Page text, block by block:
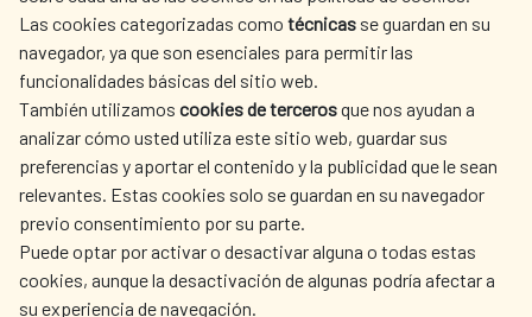
Las cookies categorizadas como técnicas se guardan en su
navegador, ya que son esenciales para permitir las
funcionalidades básicas del sitio web.
También utilizamos cookies de tercerosque nos ayudan a
analizar cómo usted utiliza este sitio web, guardar sus
preferencias y aportar el contenido y la publicidad que le sean
relevantes. Estas cookies solo se guardan en su navegador
previo consentimiento por su parte.
Puede optar por activar o desactivar alguna o todas estas
cookies, aunque la desactivación de algunas podría afectar a
su experiencia de navegación.
L'ACTION HUMANITAIRE
ESPAGNOLE
SALLE DE PRESSE
CULTURE ET SCIENCE BIBLIOTHÈQUE
NOS RÉSEAUX SOCIAUX